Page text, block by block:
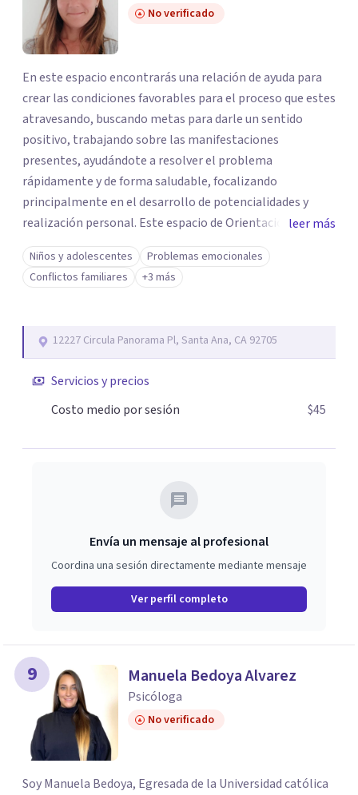
No verificado
En este espacio encontrarás una relación de ayuda para
crear las condiciones favorables para el proceso que estes
atravesando, buscando metas para darle un sentido
positivo, trabajando sobre las manifestaciones
presentes, ayudándote a resolver el problema
rápidamente y de forma saludable, focalizando
principalmente en el desarrollo de potencialidades y
realización personal. Este espacio de Orientación
Psicológica tiene como objetivos promover el
crecimiento preservar la salud mental, modificar el estilo
de vida si buscas mayor calidad de vida. Situaciones son
frecuentes a la paternidad, corregir determinados
comportamientos de un hijo adolescente, problemas en
pareja, manejo de diversas situaciones que pueden causar
angustia emocional. Este espacio puede ser el adecuado
potencialmente te permitan asumir el proceso de
mismo, la estabilidad emocional para identificar las
fortalezas y debilidades afectivas y poder participar en la
sociedad con tus metas y motivaciones.
leer más
Niños y adolescentes
Problemas emocionales
Conflictos familiares
+3 más
12227 Circula Panorama Pl, Santa Ana, CA 92705
Servicios y precios
Costo medio por sesión
$45
Envía un mensaje al profesional
Coordina una sesión directamente mediante mensaje
Ver perfil completo
9 Manuela Bedoya Alvarez
Psicóloga
No verificado
Soy Manuela Bedoya, Egresada de la Universidad católica